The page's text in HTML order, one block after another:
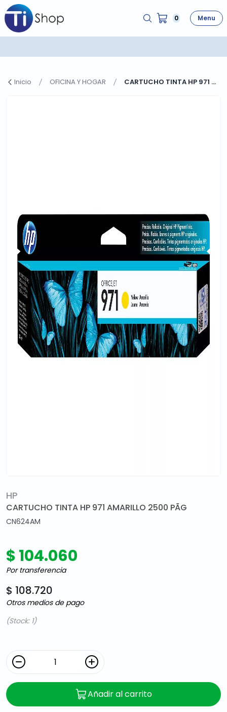
0 Menu
Inicio OFICINA Y HOGAR CARTUCHO TINTA HP 971 ...
HP
CARTUCHO TINTA HP 971 AMARILLO 2500 PÃG
CN624AM
$ 104.060
Por transferencia
$ 108.720
Otros medios de pago
(Stock: 1)
Añadir al carrito